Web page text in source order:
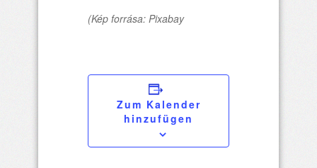
(Kép forrása: Pixabay
Zum Kalender
hinzufügen